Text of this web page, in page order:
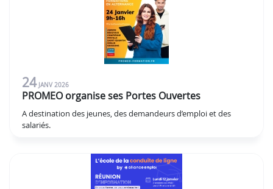
24 JANV 2026
PROMEO organise ses Portes Ouvertes
A destination des jeunes, des demandeurs d’emploi et des
salariés.